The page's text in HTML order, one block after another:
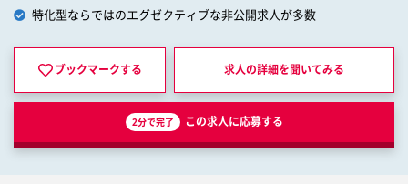
特化型ならではのエグゼクティブな非公開求人が多数
ブックマークする 求人の詳細を聞いてみる
2分で完了 この求人に応募する